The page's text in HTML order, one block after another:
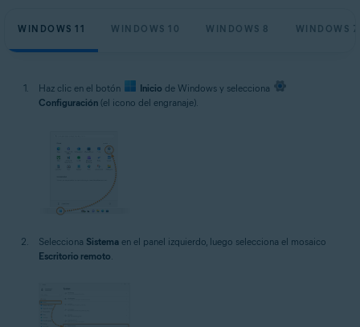
WINDOWS 11 WINDOWS 10 WINDOWS 8 WINDOWS 7
Haz clic en el botón Inicio de Windows y selecciona
Configuración (el icono del engranaje).
Selecciona Sistema en el panel izquierdo, luego selecciona el mosaico
Escritorio remoto.